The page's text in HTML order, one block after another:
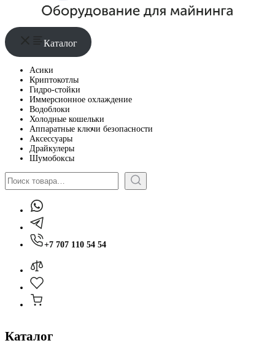
Каталог
Асики
Криптокотлы
Гидро-стойки
Иммерсионное охлаждение
Водоблоки
Холодные кошельки
Аппаратные ключи безопасности
Аксессуары
Драйкулеры
Шумобоксы
Поиск
+7 707 110 54 54
Каталог